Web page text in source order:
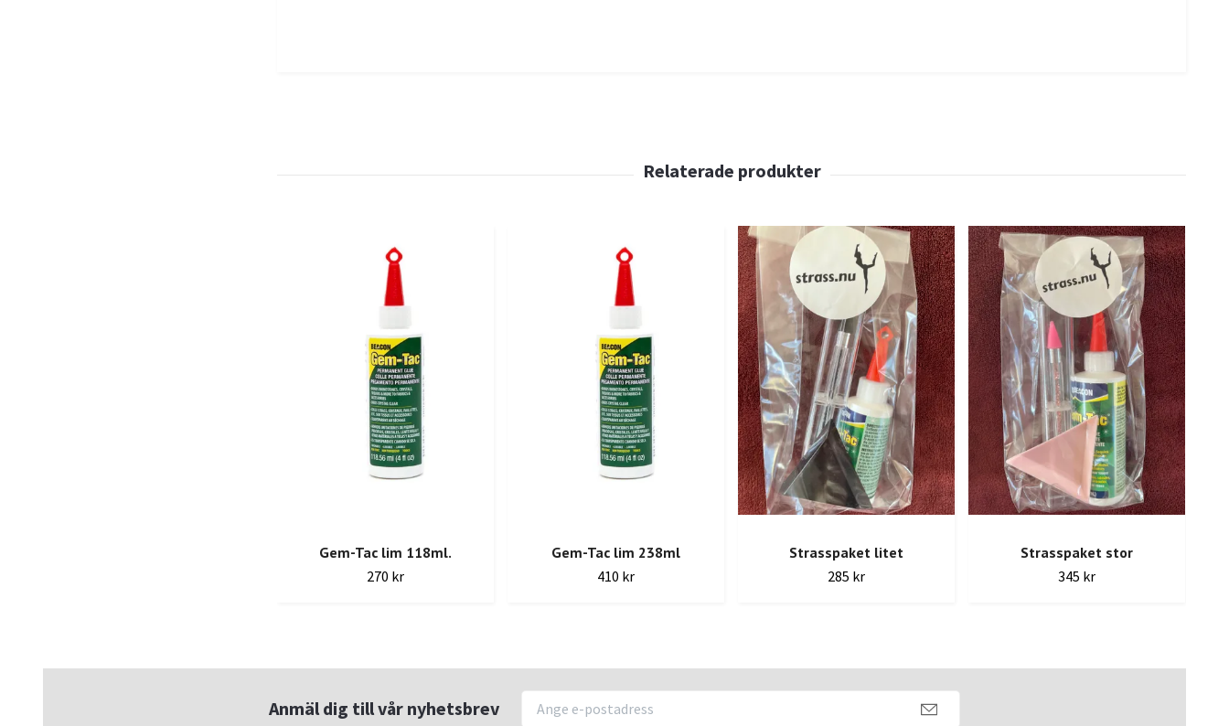
Gem-Tac lim 118ml.
270 kr
Gem-Tac lim 238ml
410 kr
Strasspaket litet
285 kr
Strasspaket stor
345 kr
Anmäl dig till vår nyhetsbrev